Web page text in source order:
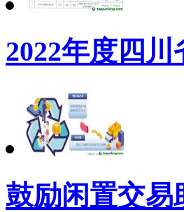
2022年度四
鼓励闲置交易